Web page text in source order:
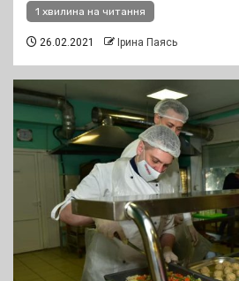
1 хвилина на читання
26.02.2021 Ірина Паясь